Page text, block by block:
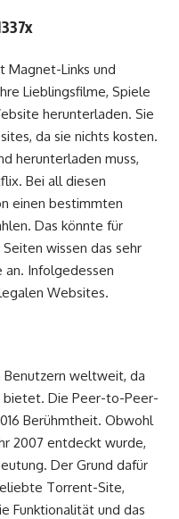
Magnet-Links und
Lieblingsfilme, Spiele
herunterladen. Sie
da sie nichts kosten.
herunterladen muss,
Bei all diesen
einen bestimmten
Das könnte für
wissen das sehr
Infolgedessen
Websites.
weltweit, da
bietet. Die Peer-to-Peer-
Berühmtheit. Obwohl
2007 entdeckt wurde,
Der Grund dafür
Torrent-Site,
Funktionalität und das